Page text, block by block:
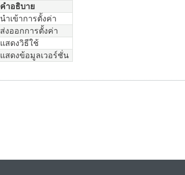
คำอธิบาย
นำเข้าการตั้งค่า
ส่งออกการตั้งค่า
แสดงวิธีใช้
แสดงข้อมูลเวอร์ชั่น